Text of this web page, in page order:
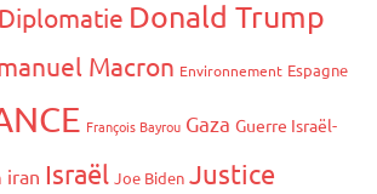
Diplomatie Donald Trump
Macron Environnement Espagne
François Bayrou Gaza Guerre Israël-
iran Israël Joe Biden Justice